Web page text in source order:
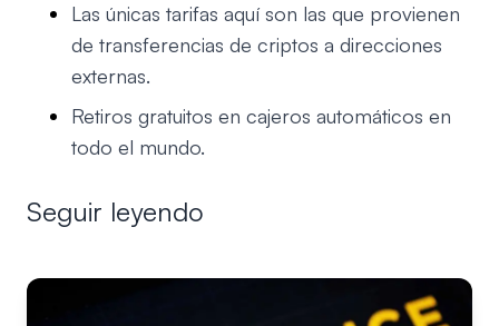
Las únicas tarifas aquí son las que provienen
de transferencias de criptos a direcciones
externas.
Retiros gratuitos en cajeros automáticos en
todo el mundo.
Seguir leyendo